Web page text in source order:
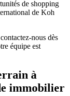
de shopping
de Koh
nous dès
équipe est
à
immobilier